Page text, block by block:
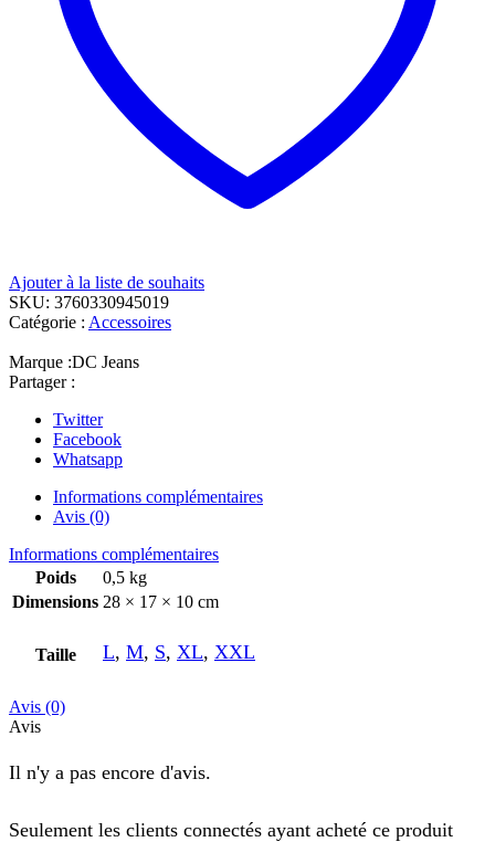
Ajouter à la liste de souhaits
SKU: 3760330945019
Catégorie : Accessoires
Marque :DC Jeans
Partager :
Twitter
Facebook
Whatsapp
Informations complémentaires
Avis (0)
Informations complémentaires
Poids
0,5 kg
Dimensions 28 × 17 × 10 cm
Taille L, M, S, XL, XXL
Avis (0)
Avis
Il n'y a pas encore d'avis.
Seulement les clients connectés ayant acheté ce produit